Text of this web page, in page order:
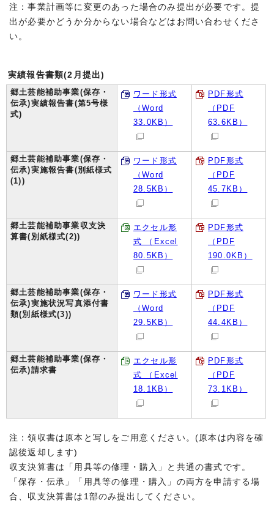
注：事業計画等に変更のあった場合のみ提出が必要です。提
出が必要かどうか分からない場合などはお問い合わせくださ
い。
実績報告書類(2月提出)
郷土芸能補助事業(保存・
伝承)実績報告書(第5号様
式)
ワード形式
（Word
33.0KB）
PDF形式
（PDF
63.6KB）
郷土芸能補助事業(保存・
伝承)実施報告書(別紙様式
(1))
ワード形式
（Word
28.5KB）
PDF形式
（PDF
45.7KB）
郷土芸能補助事業収支決
算書(別紙様式(2))
エクセル形
式 （Excel
80.5KB）
PDF形式
（PDF
190.0KB）
郷土芸能補助事業(保存・
伝承)実施状況写真添付書
類(別紙様式(3))
ワード形式
（Word
29.5KB）
PDF形式
（PDF
44.4KB）
郷土芸能補助事業(保存・
伝承)請求書
エクセル形
式 （Excel
18.1KB）
PDF形式
（PDF
73.1KB）
注：領収書は原本と写しをご用意ください。(原本は内容を確
認後返却します)
収支決算書は「用具等の修理・購入」と共通の書式です。
「保存・伝承」「用具等の修理・購入」の両方を申請する場
合、収支決算書は1部のみ提出してください。